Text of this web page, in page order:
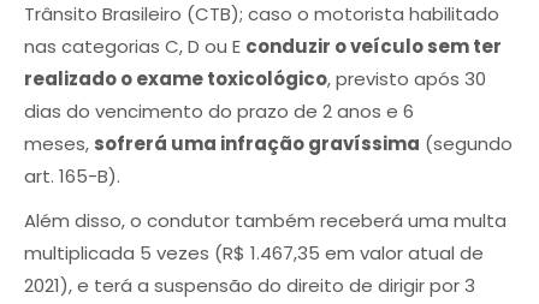
Trânsito Brasileiro (CTB); caso o motorista habilitado
nas categorias C, D ou E conduzir o veículo sem ter
realizado o exame toxicológico, previsto após 30
dias do vencimento do prazo de 2 anos e 6
meses, sofrerá uma infração gravíssima (segundo
art. 165-B).
Além disso, o condutor também receberá uma multa
multiplicada 5 vezes (R$ 1.467,35 em valor atual de
2021), e terá a suspensão do direito de dirigir por 3